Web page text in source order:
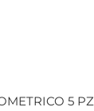
5 PZ